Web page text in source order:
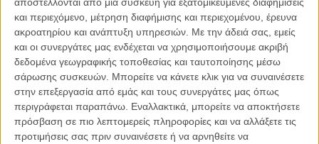
και περιεχόμενο, μέτρηση διαφήμισης και περιεχομένου, έρευνα
ακροατηρίου και ανάπτυξη υπηρεσιών. Με την άδειά σας, εμείς
και οι συνεργάτες μας ενδέχεται να χρησιμοποιήσουμε ακριβή
δεδομένα γεωγραφικής τοποθεσίας και ταυτοποίησης μέσω
σάρωσης συσκευών. Μπορείτε να κάνετε κλικ για να συναινέσετε
στην επεξεργασία από εμάς και τους συνεργάτες μας όπως
περιγράφεται παραπάνω. Εναλλακτικά, μπορείτε να αποκτήσετε
πρόσβαση σε πιο λεπτομερείς πληροφορίες και να αλλάξετε τις
προτιμήσεις σας πριν συναινέσετε ή να αρνηθείτε να
Best of 2014: Το American Film Institute ψηφίζει τις
καλύτερες ταινίες και σειρές της χρονιάς
ΝΕΑ /09 ΔΕΚ 2014/ Λήδα Γαλανού